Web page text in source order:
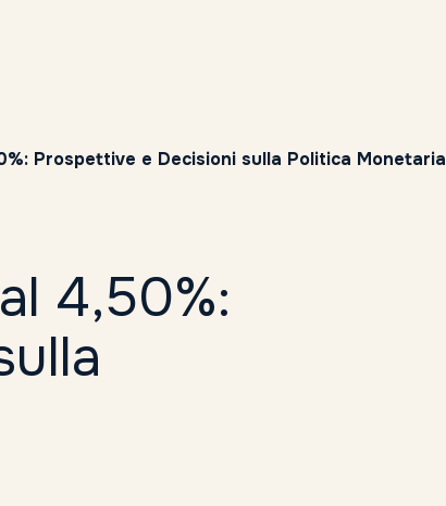
Prospettive e Decisioni sulla Politica Monetaria
4,50%: